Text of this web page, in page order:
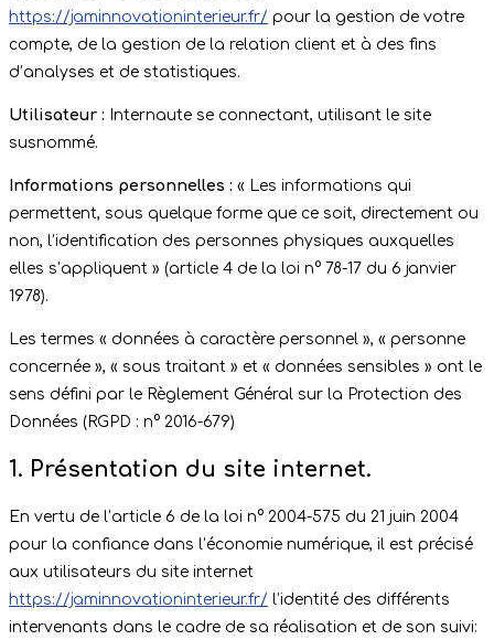
https://jaminnovationinterieur.fr/ pour la gestion de votre
compte, de la gestion de la relation client et à des fins
d’analyses et de statistiques.
Utilisateur : Internaute se connectant, utilisant le site
susnommé.
Informations personnelles : « Les informations qui
permettent, sous quelque forme que ce soit, directement ou
non, l’identification des personnes physiques auxquelles
elles s’appliquent » (article 4 de la loi n° 78-17 du 6 janvier
1978).
Les termes « données à caractère personnel », « personne
concernée », « sous traitant » et « données sensibles » ont le
sens défini par le Règlement Général sur la Protection des
Données (RGPD : n° 2016-679)
1. Présentation du site internet.
En vertu de l’article 6 de la loi n° 2004-575 du 21 juin 2004
pour la confiance dans l’économie numérique, il est précisé
aux utilisateurs du site internet
https://jaminnovationinterieur.fr/ l’identité des différents
intervenants dans le cadre de sa réalisation et de son suivi: